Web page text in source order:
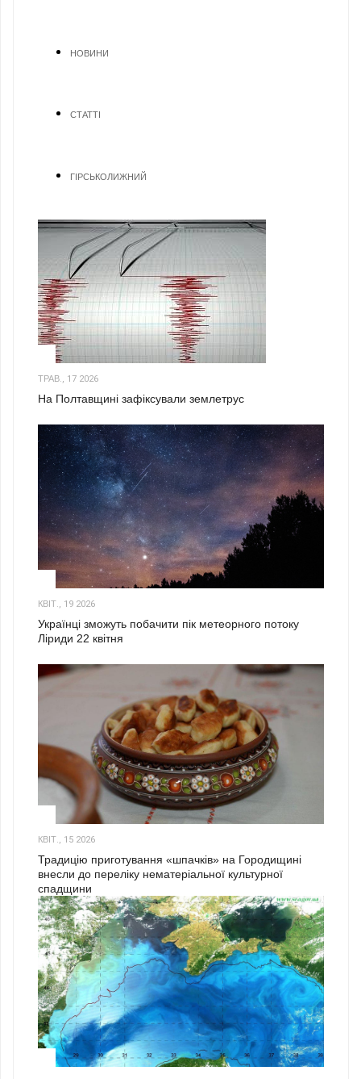
НОВИНИ
СТАТТІ
ГІРСЬКОЛИЖНИЙ
ТРАВ., 17 2026
На Полтавщині зафіксували землетрус
КВІТ., 19 2026
Українці зможуть побачити пік метеорного потоку
Ліриди 22 квітня
КВІТ., 15 2026
Традицію приготування «шпачків» на Городищині
внесли до переліку нематеріальної культурної
спадщини